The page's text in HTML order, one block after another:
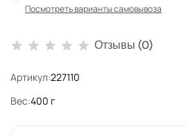
Посмотреть варианты самовывоза
Отзывы (0)
Артикул:227110
Вес:400 г